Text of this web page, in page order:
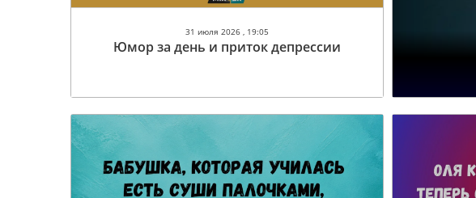
31 июля 2026 , 19:05
Юмор за день и приток депрессии